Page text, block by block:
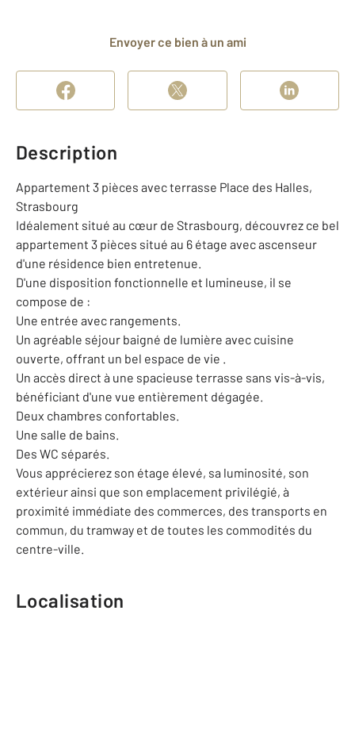
Envoyer ce bien à un ami
Description
Appartement 3 pièces avec terrasse Place des Halles,
Strasbourg
Idéalement situé au cœur de Strasbourg, découvrez ce bel
appartement 3 pièces situé au 6 étage avec ascenseur
d'une résidence bien entretenue.
D'une disposition fonctionnelle et lumineuse, il se
compose de :
Une entrée avec rangements.
Un agréable séjour baigné de lumière avec cuisine
ouverte, offrant un bel espace de vie .
Un accès direct à une spacieuse terrasse sans vis-à-vis,
bénéficiant d'une vue entièrement dégagée.
Deux chambres confortables.
Une salle de bains.
Des WC séparés.
Vous apprécierez son étage élevé, sa luminosité, son
extérieur ainsi que son emplacement privilégié, à
proximité immédiate des commerces, des transports en
commun, du tramway et de toutes les commodités du
centre-ville.
Localisation